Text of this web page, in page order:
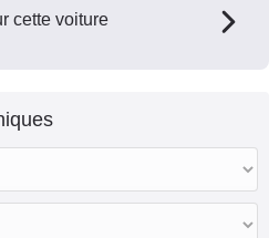
cette voiture